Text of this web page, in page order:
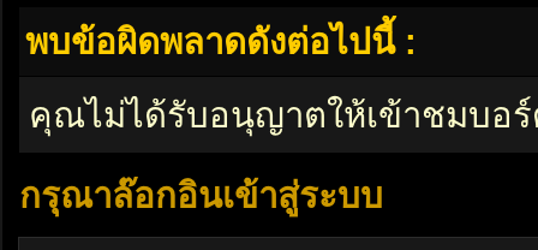
พบข้อผิดพลาดดังต่อไปนี้ :
คุณไม่ได้รับอนุญาตให้เข้าชมบอ
กรุณาล๊อกอินเข้าสู่ระบบ